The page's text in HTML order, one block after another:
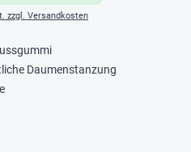
zzgl. Versandkosten
Daumenstanzung